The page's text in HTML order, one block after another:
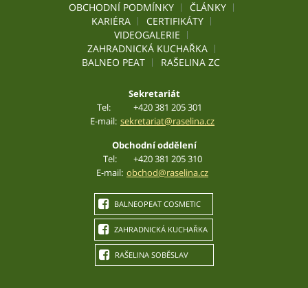
OBCHODNÍ PODMÍNKY
ČLÁNKY
KARIÉRA
CERTIFIKÁTY
VIDEOGALERIE
ZAHRADNICKÁ KUCHAŘKA
BALNEO PEAT
RAŠELINA ZC
Sekretariát
Tel:
+420 381 205 301
E-mail: sekretariat@raselina.cz
Obchodní oddělení
Tel:
+420 381 205 310
E-mail: obchod@raselina.cz
BALNEOPEAT COSMETIC
ZAHRADNICKÁ KUCHAŘKA
RAŠELINA SOBĚSLAV